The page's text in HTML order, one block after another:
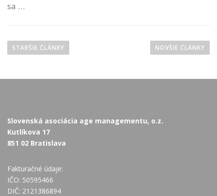
sa …
STARŠIE ČLÁNKY NOVŠIE ČLÁNKY
Slovenská asociácia age managementu, o.z.
Kutlíkova 17
851 02 Bratislava
Fakturačné údaje:
IČO: 50595466
DIČ: 2121386894